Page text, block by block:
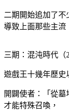
二期開始追加了不
導致上面那些主流
三期：混沌時代（
遊戲王十幾年歷史
開闢使者：「從
才能特殊召喚，